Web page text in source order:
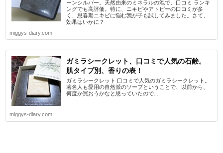
ーンシルバー。天然由来のミネラルの泡で、口コミ ランキ
ングでも高評価。特に、ニキビやアトピーの口コミが多
く、思春期ニキビに悩む我が子も試してみました。さて、
効果はいかに？
miggys-diary.com
ガミラシークレット、口コミで人気の石鹸。
肌タイプ別、香りの表！
ガミラシークレット 口コミで人気のガミラシークレット。
著名人も愛用の自然派のソープということで、以前から、
何度か買おうかなと思っていたので...
miggys-diary.com